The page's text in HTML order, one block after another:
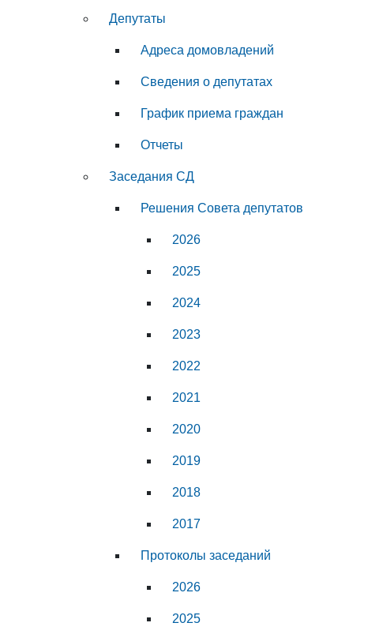
Депутаты
Адреса домовладений
Сведения о депутатах
График приема граждан
Отчеты
Заседания СД
Решения Совета депутатов
2026
2025
2024
2023
2022
2021
2020
2019
2018
2017
Протоколы заседаний
2026
2025